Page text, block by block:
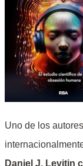
Uno de los
Daniel J. Levitin